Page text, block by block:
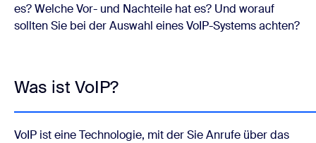
es? Welche Vor- und Nachteile hat es? Und worauf
sollten Sie bei der Auswahl eines VoIP-Systems achten?
Was ist VoIP?
VoIP ist eine Technologie, mit der Sie Anrufe über das